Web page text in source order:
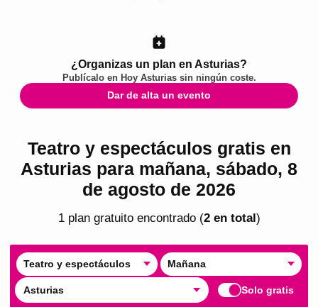
¿Organizas un plan en Asturias?
Publícalo en Hoy Asturiassin ningún coste.
Dar de alta un evento
Teatro y espectáculos gratis en
Asturias para mañana, sábado, 8
de agosto de 2026
1plangratuitoencontrado(2en total )
Teatro y espectáculos Mañana
Asturias Solo gratis